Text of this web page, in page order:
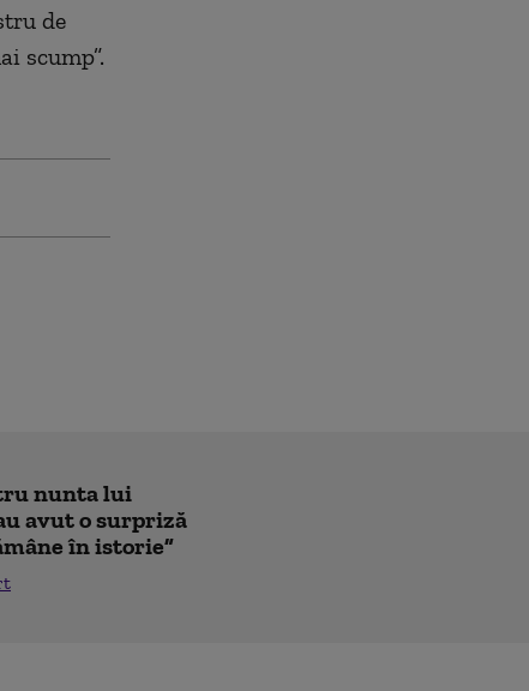
de
scump”.
nunta lui
avut o surpriză
în istorie”